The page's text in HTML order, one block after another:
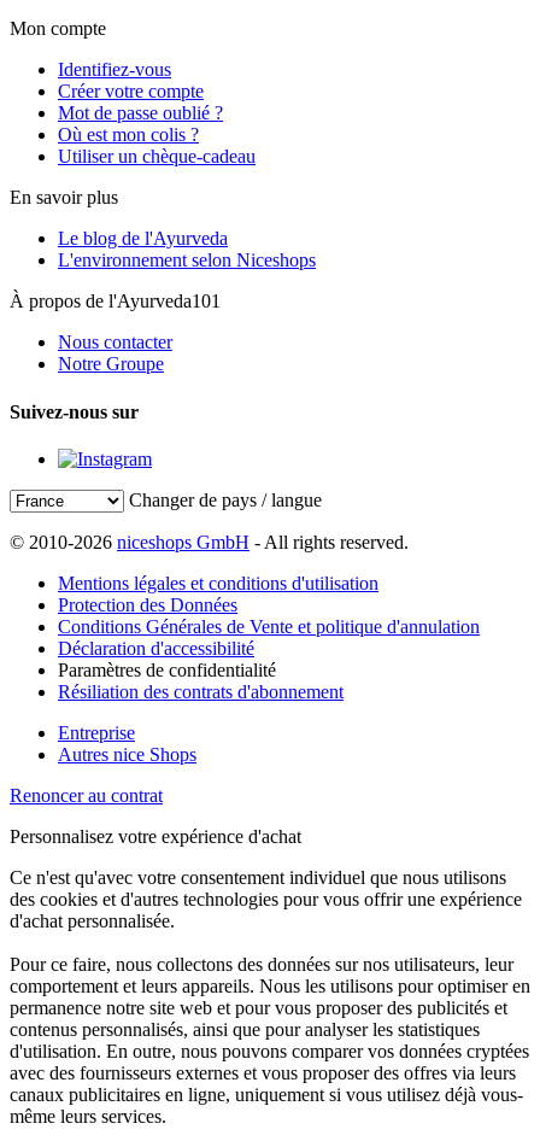
Mon compte
Identifiez-vous
Créer votre compte
Mot de passe oublié ?
Où est mon colis ?
Utiliser un chèque-cadeau
En savoir plus
Le blog de l'Ayurveda
L'environnement selon Niceshops
À propos de l'Ayurveda101
Nous contacter
Notre Groupe
Suivez-nous sur
Changer de pays / langue
© 2010-2026 niceshops GmbH - All rights reserved.
Mentions légales et conditions d'utilisation
Protection des Données
Conditions Générales de Vente et politique d'annulation
Déclaration d'accessibilité
Paramètres de confidentialité
Résiliation des contrats d'abonnement
Entreprise
Autres nice Shops
Renoncer au contrat
Personnalisez votre expérience d'achat
Ce n'est qu'avec votre consentement individuel que nous utilisons
des cookies et d'autres technologies pour vous offrir une expérience
d'achat personnalisée.
Pour ce faire, nous collectons des données sur nos utilisateurs, leur
comportement et leurs appareils. Nous les utilisons pour optimiser en
permanence notre site web et pour vous proposer des publicités et
contenus personnalisés, ainsi que pour analyser les statistiques
d'utilisation. En outre, nous pouvons comparer vos données cryptées
avec des fournisseurs externes et vous proposer des offres via leurs
canaux publicitaires en ligne, uniquement si vous utilisez déjà vous-
même leurs services.